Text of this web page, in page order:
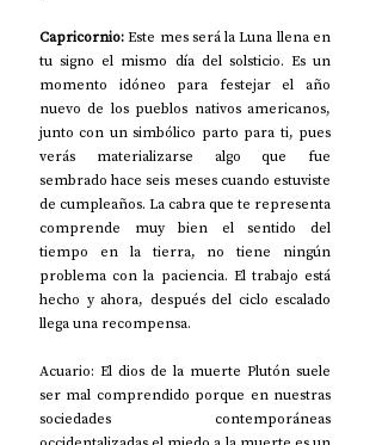
Capricornio: Este mes será la Luna llena en
tu signo el mismo día del solsticio. Es un
momento idóneo para festejar el año
nuevo de los pueblos nativos americanos,
junto con un simbólico parto para ti, pues
verás materializarse algo que fue
sembrado hace seis meses cuando estuviste
de cumpleaños. La cabra que te representa
comprende muy bien el sentido del
tiempo en la tierra, no tiene ningún
problema con la paciencia. El trabajo está
hecho y ahora, después del ciclo escalado
llega una recompensa.
Acuario: El dios de la muerte Plutón suele
ser mal comprendido porque en nuestras
sociedades contemporáneas